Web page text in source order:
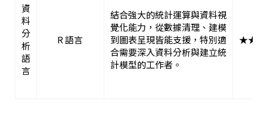
資
料
分
析
語
言
R 語言
結合強大的統計運算與資料視
覺化能力，從數據清理、建模
到圖表呈現皆能支援，特別適
合需要深入資料分析與建立統
計模型的工作者。